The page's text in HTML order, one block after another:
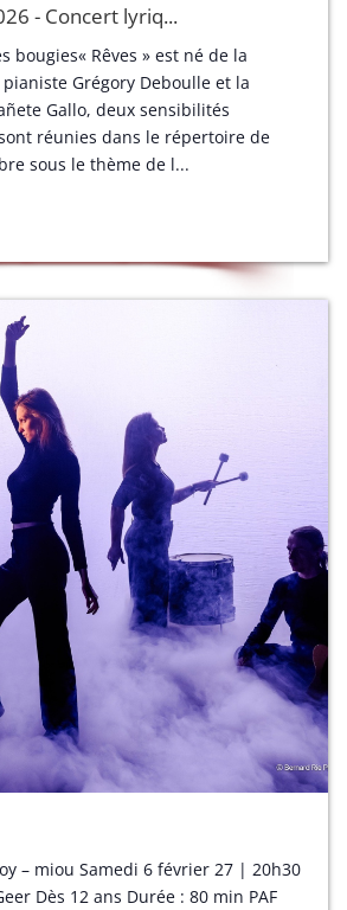
- Concert lyriq...
bougies« Rêves » est né de la
Grégory Deboulle et la
Gallo, deux sensibilités
réunies dans le répertoire de
sous le thème de l...
– miou Samedi 6 février 27 | 20h30
Dès 12 ans Durée : 80 min PAF